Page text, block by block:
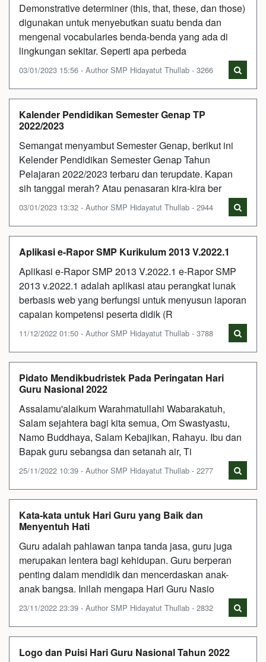
Demonstrative determiner (this, that, these, dan those)
digunakan untuk menyebutkan suatu benda dan
mengenal vocabularies benda-benda yang ada di
lingkungan sekitar. Seperti apa perbeda
03/01/2023 15:56 - Author SMP Hidayatut Thullab - 3266
Kalender Pendidikan Semester Genap TP
2022/2023
Semangat menyambut Semester Genap, berikut ini
Kelender Pendidikan Semester Genap Tahun
Pelajaran 2022/2023 terbaru dan terupdate. Kapan
sih tanggal merah? Atau penasaran kira-kira ber
03/01/2023 13:32 - Author SMP Hidayatut Thullab - 2944
Aplikasi e-Rapor SMP Kurikulum 2013 V.2022.1
Aplikasi e-Rapor SMP 2013 V.2022.1 e-Rapor SMP
2013 v.2022.1 adalah aplikasi atau perangkat lunak
berbasis web yang berfungsi untuk menyusun laporan
capaian kompetensi peserta didik (R
11/12/2022 01:50 - Author SMP Hidayatut Thullab - 3788
Pidato Mendikbudristek Pada Peringatan Hari
Guru Nasional 2022
Assalamu'alaikum Warahmatullahi Wabarakatuh,
Salam sejahtera bagi kita semua, Om Swastyastu,
Namo Buddhaya, Salam Kebajikan, Rahayu. Ibu dan
Bapak guru sebangsa dan setanah air, Ti
25/11/2022 10:39 - Author SMP Hidayatut Thullab - 2277
Kata-kata untuk Hari Guru yang Baik dan
Menyentuh Hati
Guru adalah pahlawan tanpa tanda jasa, guru juga
merupakan lentera bagi kehidupan. Guru berperan
penting dalam mendidik dan mencerdaskan anak-
anak bangsa. Inilah mengapa Hari Guru Nasio
23/11/2022 23:39 - Author SMP Hidayatut Thullab - 2832
Logo dan Puisi Hari Guru Nasional Tahun 2022